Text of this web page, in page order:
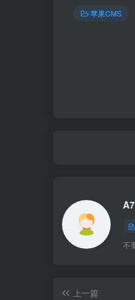
苹果CMS
不
上一篇